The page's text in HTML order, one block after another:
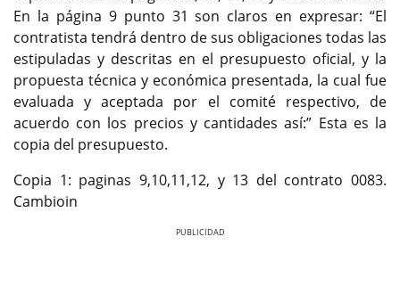
En la página 9 punto 31 son claros en expresar: “El
contratista tendrá dentro de sus obligaciones todas las
estipuladas y descritas en el presupuesto oficial, y la
propuesta técnica y económica presentada, la cual fue
evaluada y aceptada por el comité respectivo, de
acuerdo con los precios y cantidades así:” Esta es la
copia del presupuesto.
Copia 1: paginas 9,10,11,12, y 13 del contrato 0083.
Cambioin